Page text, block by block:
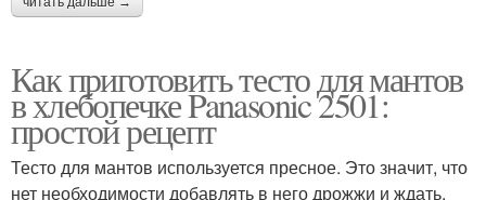
Как приготовить тесто для мантов
в хлебопечке Panasonic 2501:
простой рецепт
Тесто для мантов используется пресное. Это значит, что
нет необходимости добавлять в него дрожжи и ждать,